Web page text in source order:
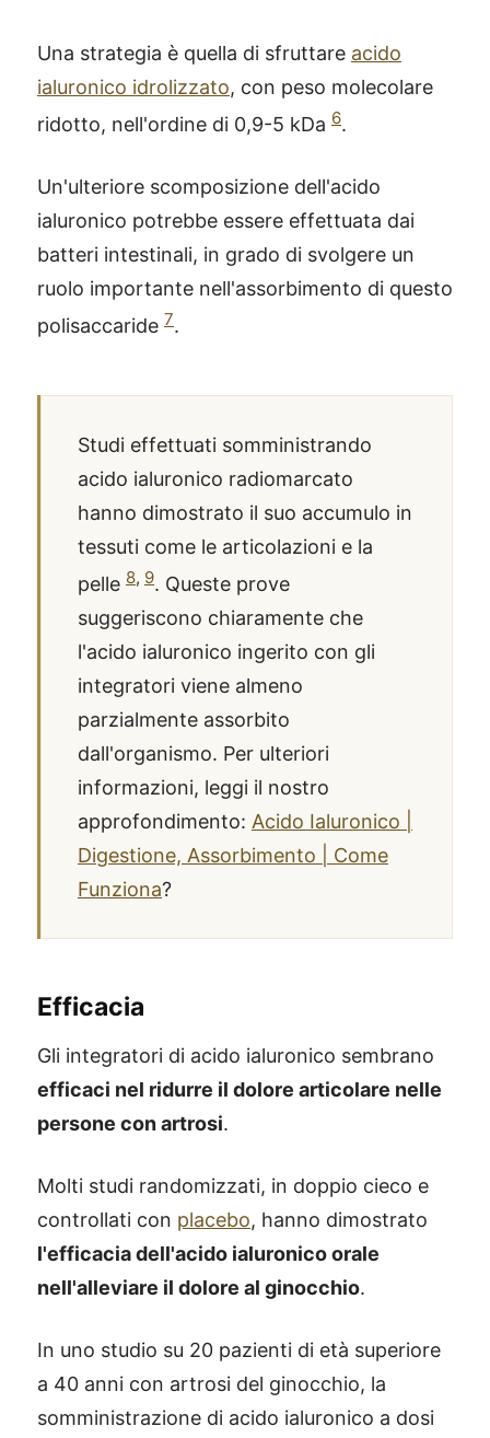
Una strategia è quella di sfruttare acido
ialuronico idrolizzato, con peso molecolare
ridotto, nell'ordine di 0,9-5 kDa 6.
Un'ulteriore scomposizione dell'acido
ialuronico potrebbe essere effettuata dai
batteri intestinali, in grado di svolgere un
ruolo importante nell'assorbimento di questo
polisaccaride 7.
Studi effettuati somministrando
acido ialuronico radiomarcato
hanno dimostrato il suo accumulo in
tessuti come le articolazioni e la
pelle 8, 9. Queste prove
suggeriscono chiaramente che
l'acido ialuronico ingerito con gli
integratori viene almeno
parzialmente assorbito
dall'organismo. Per ulteriori
informazioni, leggi il nostro
approfondimento: Acido Ialuronico |
Digestione, Assorbimento | Come
Funziona?
Efficacia
Gli integratori di acido ialuronico sembrano
efficaci nel ridurre il dolore articolare nelle
persone con artrosi.
Molti studi randomizzati, in doppio cieco e
controllati con placebo, hanno dimostrato
l'efficacia dell'acido ialuronico orale
nell'alleviare il dolore al ginocchio.
In uno studio su 20 pazienti di età superiore
a 40 anni con artrosi del ginocchio, la
somministrazione di acido ialuronico a dosi